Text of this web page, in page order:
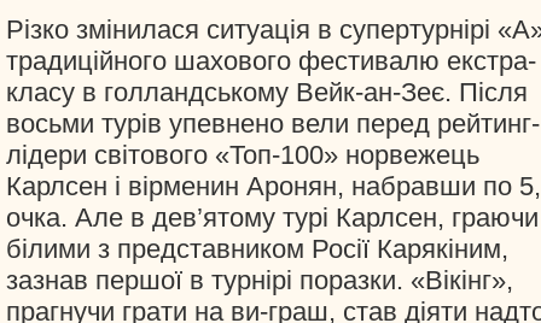
Різко змінилася ситуація в супертурнірі
традиційного шахового фестивалю екстра-
класу в голландському Вейк-ан-Зеє. Після
восьми турів упевнено вели перед рейтинг-
лідери світового «Топ-100» норвежець
Карлсен і вірменин Аронян, набравши по
очка. Але в дев’ятому турі Карлсен, граючи
білими з представником Росії Карякіним,
зазнав першої в турнірі поразки. «Вікінг»,
прагнучи грати на ви-граш, став діяти